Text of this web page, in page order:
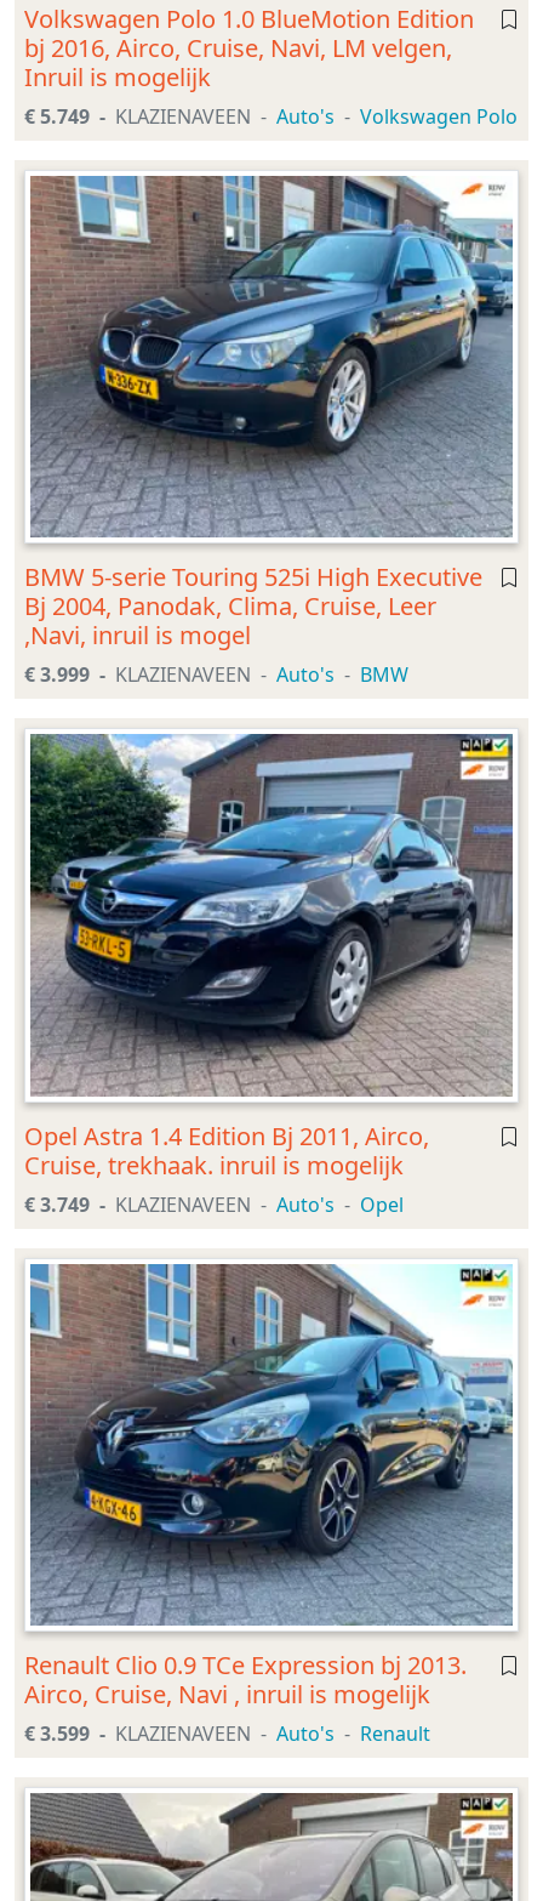
Volkswagen Polo 1.0 BlueMotion Edition
bj 2016, Airco, Cruise, Navi, LM velgen,
Inruil is mogelijk
€ 5.749 KLAZIENAVEEN Auto's Volkswagen Polo
BMW 5-serie Touring 525i High Executive
Bj 2004, Panodak, Clima, Cruise, Leer
,Navi, inruil is mogel
€ 3.999 KLAZIENAVEEN Auto's BMW
Opel Astra 1.4 Edition Bj 2011, Airco,
Cruise, trekhaak. inruil is mogelijk
€ 3.749 KLAZIENAVEEN Auto's Opel
Renault Clio 0.9 TCe Expression bj 2013.
Airco, Cruise, Navi , inruil is mogelijk
€ 3.599 KLAZIENAVEEN Auto's Renault